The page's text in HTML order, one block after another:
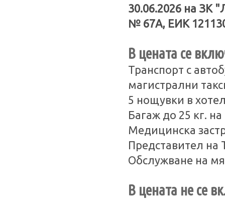
30.06.2026 на ЗК
№ 67А, ЕИК
В цената се
Транспорт с
магистрални
5 нощувки в
Багаж до 25 кг.
Медицинска
Представител на
Обслужване на
В цената не се